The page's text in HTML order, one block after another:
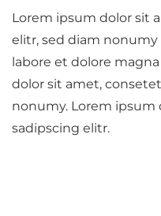
Lorem ipsum dolor sit
elitr, sed diam
labore et dolore
dolor sit amet,
nonumy. Lorem
sadipscing elitr.